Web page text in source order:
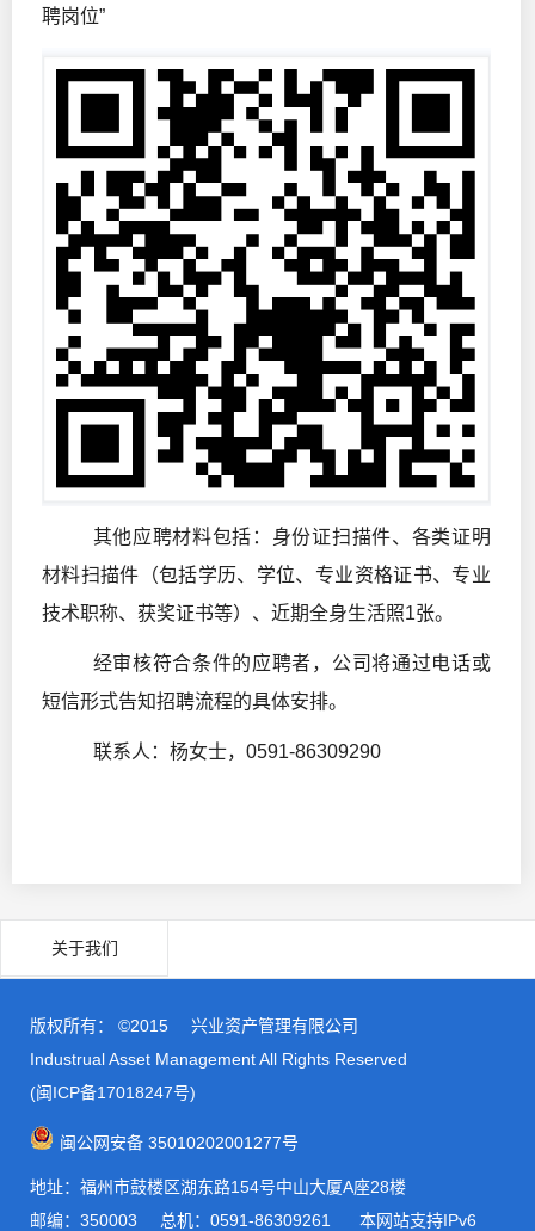
聘岗位”
其他应聘材料包括：身份证扫描件、各类证明
材料扫描件（包括学历、学位、专业资格证书、专业
技术职称、获奖证书等）、近期全身生活照1张。
经审核符合条件的应聘者，公司将通过电话或
短信形式告知招聘流程的具体安排。
联系人：杨女士，0591-86309290
关于我们
版权所有： ©2015
兴业资产管理有限公司
Industrual Asset Management All Rights Reserved
(闽ICP备17018247号)
闽公网安备 35010202001277号
地址：福州市鼓楼区湖东路154号中山大厦A座28楼
邮编：350003
总机：0591-86309261 本网站支持IPv6